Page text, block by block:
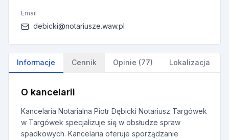
Email
debicki@notariusze.waw.pl
Informacje Cennik Opinie (77) Lokalizacja
O kancelarii
Kancelaria Notarialna Piotr Dębicki Notariusz Targówek
w Targówek specjalizuje się w obsłudze spraw
spadkowych. Kancelaria oferuje sporządzanie